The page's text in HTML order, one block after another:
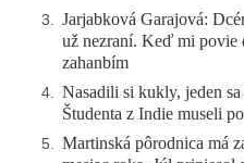
3. Jarjabková Garajová:
už nezraní. Keď mi povie
zahanbím
4. Nasadili si kukly, jeden
Študenta z Indie museli
5. Martinská pôrodnica má